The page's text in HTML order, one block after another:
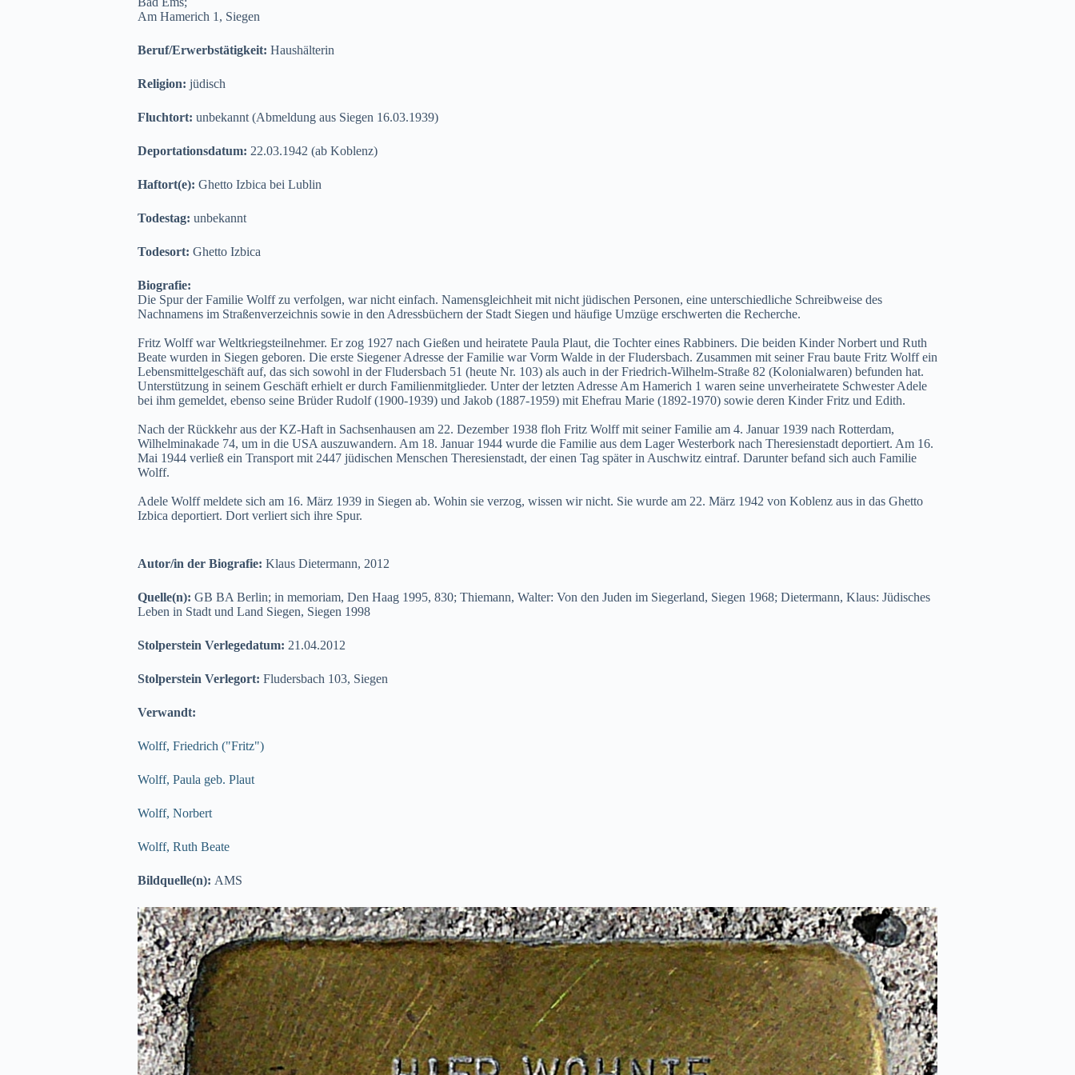
Am Hamerich 1, Siegen
Beruf/Erwerbstätigkeit: Haushälterin
Religion: jüdisch
Fluchtort: unbekannt (Abmeldung aus Siegen 16.03.1939)
Deportationsdatum: 22.03.1942 (ab Koblenz)
Haftort(e): Ghetto Izbica bei Lublin
Todestag: unbekannt
Todesort: Ghetto Izbica
Biografie:
Die Spur der Familie Wolff zu verfolgen, war nicht einfach. Namensgleichheit mit nicht jüdischen Personen, eine unterschiedliche Schreibweise des
Nachnamens im Straßenverzeichnis sowie in den Adressbüchern der Stadt Siegen und häufige Umzüge erschwerten die Recherche.
Fritz Wolff war Weltkriegsteilnehmer. Er zog 1927 nach Gießen und heiratete Paula Plaut, die Tochter eines Rabbiners. Die beiden Kinder Norbert und Ruth
Beate wurden in Siegen geboren. Die erste Siegener Adresse der Familie war Vorm Walde in der Fludersbach. Zusammen mit seiner Frau baute Fritz Wolff ein
Lebensmittelgeschäft auf, das sich sowohl in der Fludersbach 51 (heute Nr. 103) als auch in der Friedrich-Wilhelm-Straße 82 (Kolonialwaren) befunden hat.
Unterstützung in seinem Geschäft erhielt er durch Familienmitglieder. Unter der letzten Adresse Am Hamerich 1 waren seine unverheiratete Schwester Adele
bei ihm gemeldet, ebenso seine Brüder Rudolf (1900-1939) und Jakob (1887-1959) mit Ehefrau Marie (1892-1970) sowie deren Kinder Fritz und Edith.
Nach der Rückkehr aus der KZ-Haft in Sachsenhausen am 22. Dezember 1938 floh Fritz Wolff mit seiner Familie am 4. Januar 1939 nach Rotterdam,
Wilhelminakade 74, um in die USA auszuwandern. Am 18. Januar 1944 wurde die Familie aus dem Lager Westerbork nach Theresienstadt deportiert. Am 16.
Mai 1944 verließ ein Transport mit 2447 jüdischen Menschen Theresienstadt, der einen Tag später in Auschwitz eintraf. Darunter befand sich auch Familie
Wolff.
Adele Wolff meldete sich am 16. März 1939 in Siegen ab. Wohin sie verzog, wissen wir nicht. Sie wurde am 22. März 1942 von Koblenz aus in das Ghetto
Izbica deportiert. Dort verliert sich ihre Spur.
Autor/in der Biografie: Klaus Dietermann, 2012
Quelle(n): GB BA Berlin; in memoriam, Den Haag 1995, 830; Thiemann, Walter: Von den Juden im Siegerland, Siegen 1968; Dietermann, Klaus: Jüdisches
Leben in Stadt und Land Siegen, Siegen 1998
Stolperstein Verlegedatum: 21.04.2012
Stolperstein Verlegort: Fludersbach 103, Siegen
Verwandt:
Wolff, Friedrich ("Fritz")
Wolff, Paula geb. Plaut
Wolff, Norbert
Wolff, Ruth Beate
Bildquelle(n): AMS